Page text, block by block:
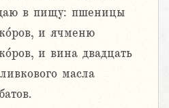
в пищу: пшеницы
и ячменю
и вина двадцать
масла